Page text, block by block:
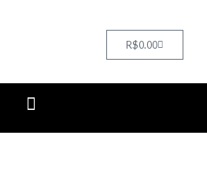
R$0.00Cart